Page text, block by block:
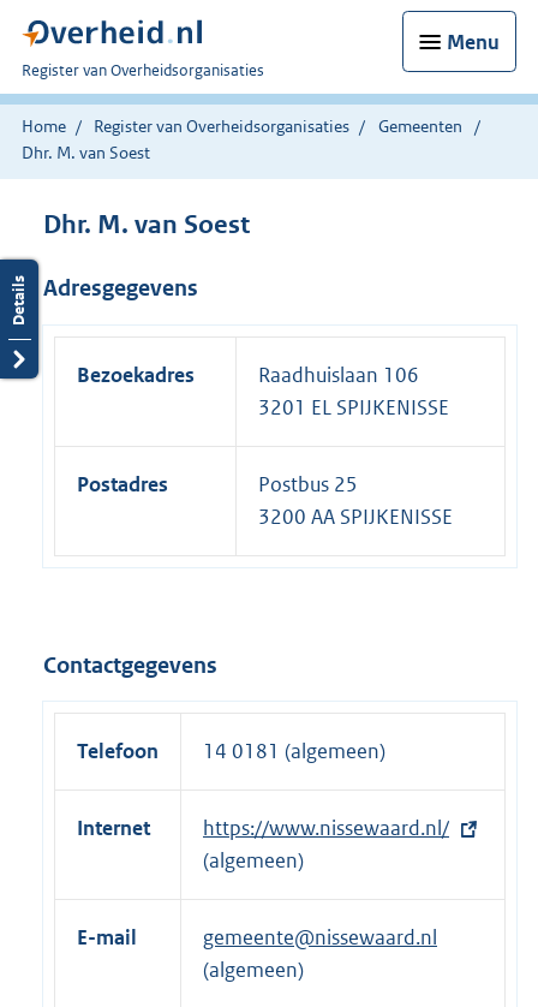
Menu
U
bent
nu
hier:
Register van Overheidsorganisaties
Home Register van Overheidsorganisaties
Gemeenten
Dhr. M. van Soest
Dhr. M. van Soest
Adresgegevens
Bezoekadres
Raadhuislaan 106
3201 EL SPIJKENISSE
Postadres
Postbus 25
3200 AA SPIJKENISSE
Contactgegevens
Telefoon 14 0181 (algemeen)
Internet
E
x
t
r
https://www.nissewaard.nl/
(algemeen)
E-mail
gemeente@nissewaard.nl
(algemeen)